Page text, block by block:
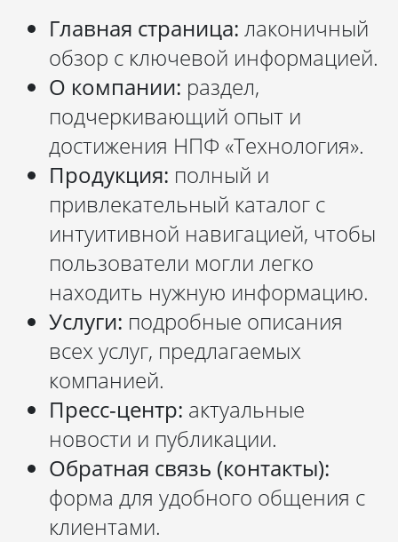
Главная страница: лаконичный
обзор с ключевой информацией.
О компании: раздел,
подчеркивающий опыт и
достижения НПФ «Технология».
Продукция: полный и
привлекательный каталог с
интуитивной навигацией, чтобы
пользователи могли легко
находить нужную информацию.
Услуги: подробные описания
всех услуг, предлагаемых
компанией.
Пресс-центр: актуальные
новости и публикации.
Обратная связь (контакты):
форма для удобного общения с
клиентами.